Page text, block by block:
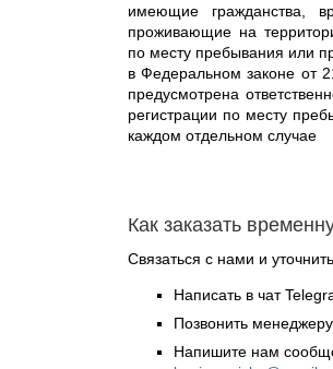
имеющие гражданства,
проживающие на
по месту пребывания или
в Федеральном законе от
предусмотрена
регистрации по месту
каждом отдельном случае
Как заказать
Связаться с нами и
Написать в чат
Позвонить
Напишите нам